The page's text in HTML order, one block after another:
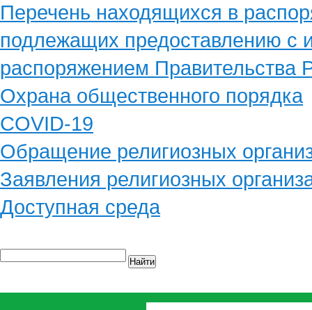
Перечень находящихся в
подлежащих предоставлению с
распоряжением
Охрана общественного порядка
COVID-19
Обращение религиозных
Заявления религиозных
Доступная среда
Найти